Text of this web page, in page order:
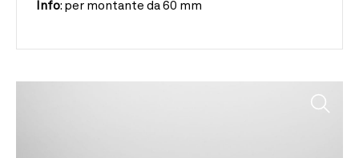
Info: per montante da 60 mm